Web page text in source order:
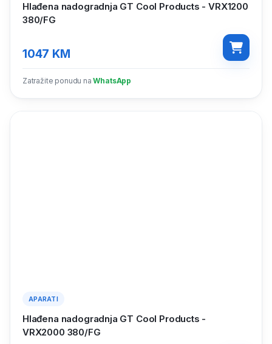
Hlađena nadogradnja GT Cool Products - VRX1200
380/FG
1047 KM
Zatražite ponudu na WhatsApp
APARATI
Hlađena nadogradnja GT Cool Products -
VRX2000 380/FG